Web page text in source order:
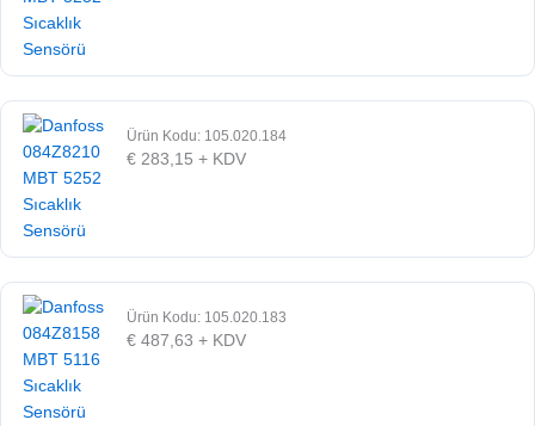
Ürün Kodu: 105.020.184
€ 283,15 + KDV
Ürün Kodu: 105.020.183
€ 487,63 + KDV